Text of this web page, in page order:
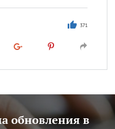
371
обновления в